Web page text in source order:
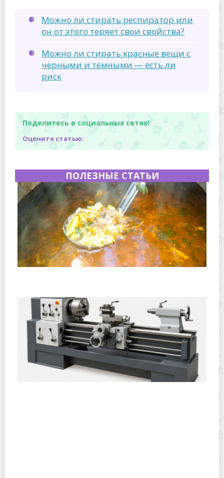
Можно ли стирать респиратор или
он от этого теряет свои свойства?
Можно ли стирать красные вещи с
чёрными и тёмными — есть ли
риск
Поделитесь в социальных сетях!
Оцените статью:
ПОЛЕЗНЫЕ СТАТЬИ